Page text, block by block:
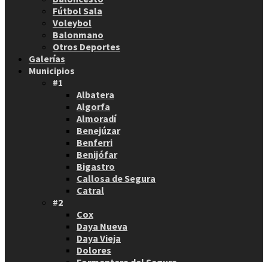
Fútbol Sala
Voleybol
Balonmano
Otros Deportes
Galerías
Municipios
#1
Albatera
Algorfa
Almoradí
Benejúzar
Benferri
Benijófar
Bigastro
Callosa de Segura
Catral
#2
Cox
Daya Nueva
Daya Vieja
Dolores